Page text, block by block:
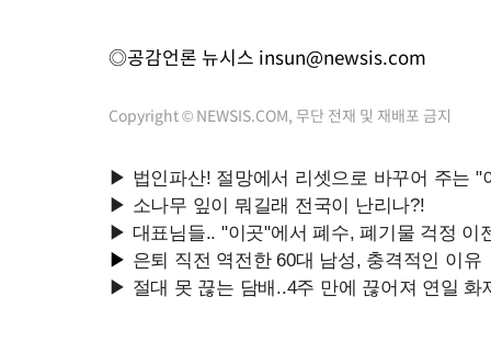
◎공감언론 뉴시스 insun@newsis.com
Copyright © NEWSIS.COM, 무단 전재 및 재배포 금지